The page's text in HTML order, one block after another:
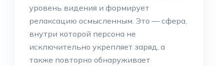
уровень видения и формирует
релаксацию осмысленным. Это — сфера,
внутри которой персона не
исключительно укрепляет заряд, а
также повторно обнаруживает